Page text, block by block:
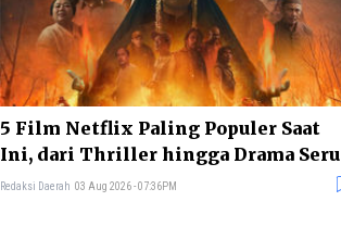
5 Film Netflix Paling Populer Saat
Ini, dari Thriller hingga Drama Seru
Redaksi Daerah 03 Aug 2026 - 07:36PM